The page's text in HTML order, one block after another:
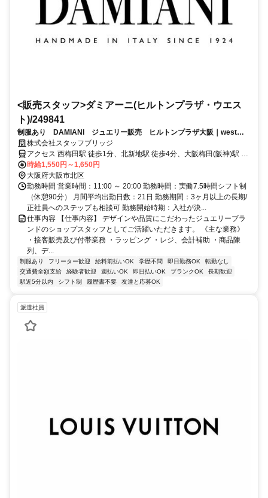
<販売スタッフ>ダミアーニ(ヒルトンプラザ・ウエス
ト)/249841
制服あり DAMIANI ジュエリー販売 ヒルトンプラザ大阪｜west
（前払い可・交通費全額支給）
株式会社スタッフブリッジ
アクセス 西梅田駅 徒歩1分、北新地駅 徒歩4分、大阪梅田(阪神)駅 徒
歩4分
時給1,550円～1,650円
大阪府大阪市北区
勤務時間 営業時間：11:00 ～ 20:00 勤務時間：実働7.5時間シフト制
（休憩90分） 月間平均出勤日数：21日 勤務期間：3ヶ月以上の長期/
正社員へのステップも相談可 勤務開始時期：入社が決...
仕事内容 【仕事内容】 デザインや品質にこだわったジュエリーブラ
ンドのショップスタッフとしてご活躍いただきます。 《主な業務》
・接客販売及び付帯業務 ・ラッピング ・レジ、会計補助 ・商品陳
列、デ...
制服あり フリーター歓迎 給料前払いOK 学歴不問 即日勤務OK
転勤なし
交通費全額支給
経験者歓迎 週払いOK 即日払いOK ブランクOK
長期歓迎
駅近5分以内
シフト制 履歴書不要 友達と応募OK
派遣社員